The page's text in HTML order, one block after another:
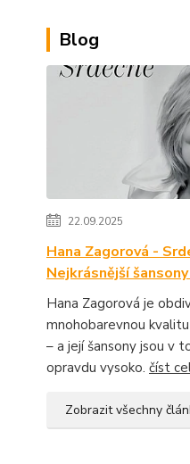
Blog
22.09.2025
Hana Zagorová -
Nejkrásnější
Hana Zagorová je
mnohobarevnou
– a její šansony jsou v
opravdu vysoko. číst
Zobrazit všechny